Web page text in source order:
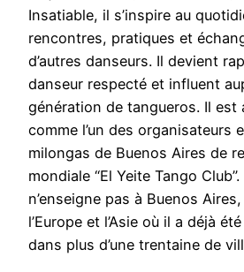
Insatiable, il s’inspire au
rencontres, pratiques et
d’autres danseurs. Il devient
danseur respecté et influent
génération de tangueros. Il est
comme l’un des organisateurs
milongas de Buenos Aires de
mondiale “El Yeite Tango Club”.
n’enseigne pas à Buenos
l’Europe et l’Asie où il a déjà
dans plus d’une trentaine de